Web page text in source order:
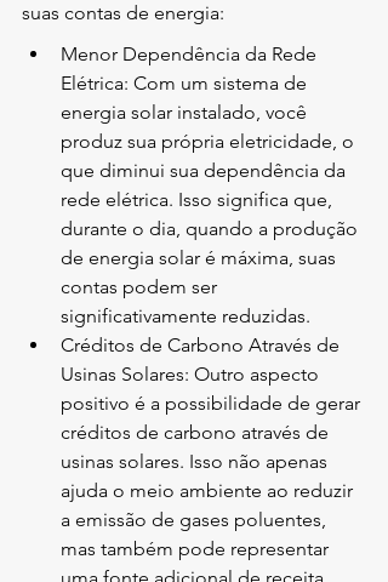
suas contas de energia:
Menor Dependência da Rede
Elétrica: Com um sistema de
energia solar instalado, você
produz sua própria eletricidade, o
que diminui sua dependência da
rede elétrica. Isso significa que,
durante o dia, quando a produção
de energia solar é máxima, suas
contas podem ser
significativamente reduzidas.
Créditos de Carbono Através de
Usinas Solares: Outro aspecto
positivo é a possibilidade de gerar
créditos de carbono através de
usinas solares. Isso não apenas
ajuda o meio ambiente ao reduzir
a emissão de gases poluentes,
mas também pode representar